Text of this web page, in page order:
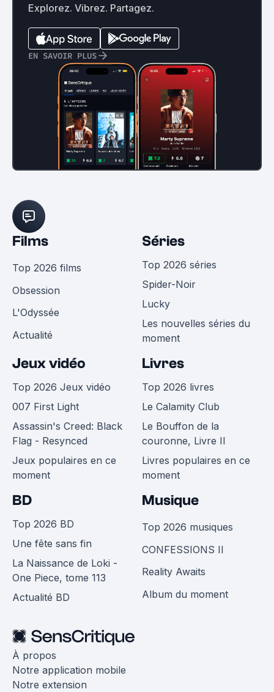
Explorez. Vibrez. Partagez.
EN SAVOIR PLUS
Films
Top 2026 films
Obsession
L'Odyssée
Actualité
Séries
Top 2026 séries
Spider-Noir
Lucky
Les nouvelles séries du
moment
Jeux vidéo
Top 2026 Jeux vidéo
007 First Light
Assassin's Creed: Black
Flag - Resynced
Jeux populaires en ce
moment
Livres
Top 2026 livres
Le Calamity Club
Le Bouffon de la
couronne, Livre II
Livres populaires en ce
moment
BD
Top 2026 BD
Une fête sans fin
La Naissance de Loki -
One Piece, tome 113
Actualité BD
Musique
Top 2026 musiques
CONFESSIONS II
Reality Awaits
Album du moment
À propos
Notre application mobile
Notre extension